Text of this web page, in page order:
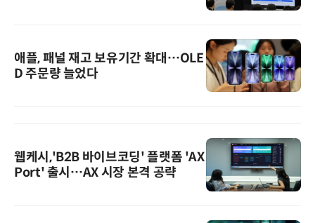
애플, 패널 재고 보유기간 확대…OLE
D 주문량 늘었다
웹케시,'B2B 바이브코딩' 플랫폼 'AX
Port' 출시…AX 시장 본격 공략